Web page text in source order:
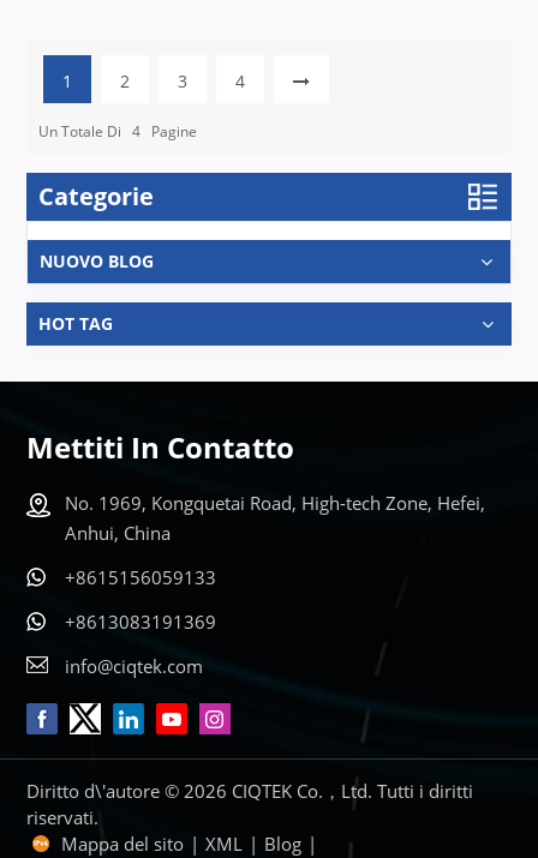
1 2 3 4
Un Totale Di 4 Pagine
Categorie
NUOVO BLOG
HOT TAG
Mettiti In Contatto
No. 1969, Kongquetai Road, High-tech Zone, Hefei,
Anhui, China
+8615156059133
+8613083191369
info@ciqtek.com
Diritto d\'autore © 2026 CIQTEK Co.，Ltd. Tutti i diritti
riservati.
Mappa del sito | XML | Blog |